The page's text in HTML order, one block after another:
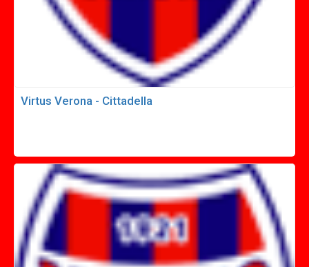
Virtus Verona - Cittadella